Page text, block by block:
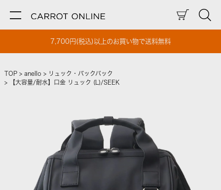
7,700円(税込)以上のお買い物で送料無料
TOP anello
リュック・バックパック
【大容量/耐水】口金 リュック (L)/SEEK